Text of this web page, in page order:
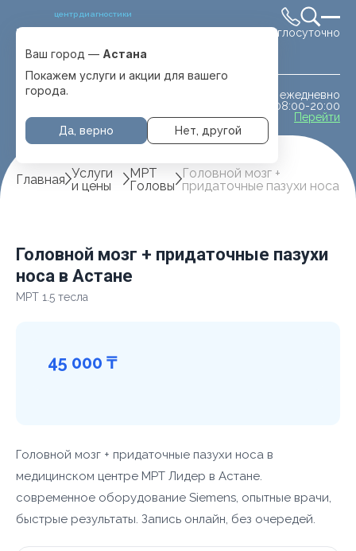
центр диагностики
Выбрать город
с. Отеген батыра
Круглосуточно
ежедневно
08:00-20:00
Перейти
Ваш город — Астана
Покажем услуги и акции для вашего
города.
Да, верно Нет, другой
Главная Услуги
и цены
МРТ
Головы
Головной мозг +
придаточные пазухи носа
Головной мозг + придаточные пазухи
носа в Астане
МРТ 1.5 тесла
45 000 ₸
Головной мозг + придаточные пазухи носа в
медицинском центре МРТ Лидер в Астане.
современное оборудование Siemens, опытные врачи,
быстрые результаты. Запись онлайн, без очередей.